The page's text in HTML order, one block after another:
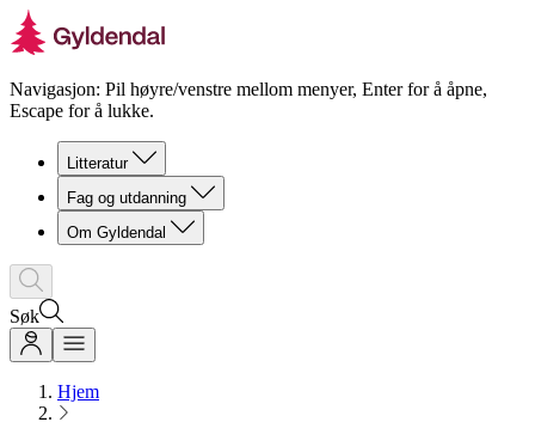
Navigasjon: Pil høyre/venstre mellom menyer, Enter for å åpne,
Escape for å lukke.
Litteratur
Fag og utdanning
Om Gyldendal
Søk
Hjem